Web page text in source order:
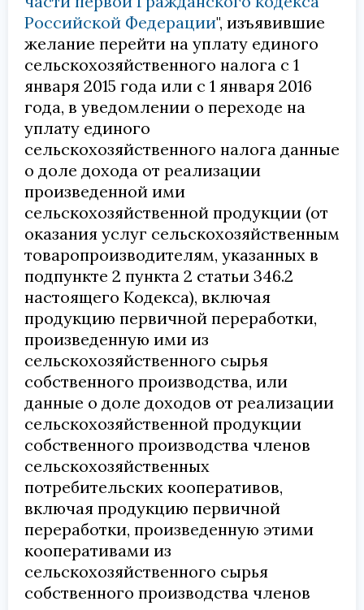
Российской Федерации", изъявившие
желание перейти на уплату единого
сельскохозяйственного налога с 1
января 2015 года или с 1 января 2016
года, в уведомлении о переходе на
уплату единого
сельскохозяйственного налога данные
о доле дохода от реализации
произведенной ими
сельскохозяйственной продукции (от
оказания услуг сельскохозяйственным
товаропроизводителям, указанных в
подпункте 2 пункта 2 статьи 346.2
настоящего Кодекса), включая
продукцию первичной переработки,
произведенную ими из
сельскохозяйственного сырья
собственного производства, или
данные о доле доходов от реализации
сельскохозяйственной продукции
собственного производства членов
сельскохозяйственных
потребительских кооперативов,
включая продукцию первичной
переработки, произведенную этими
кооперативами из
сельскохозяйственного сырья
собственного производства членов